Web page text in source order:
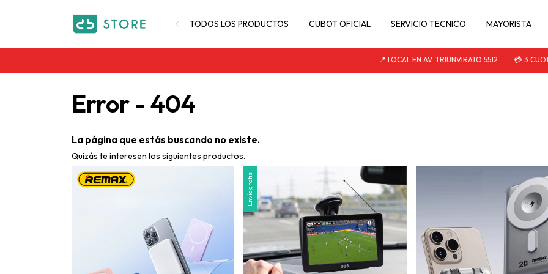
TODOS LOS PRODUCTOS CUBOT OFICIAL SERVICIO TECNICO MAYORISTA
📍 LOCAL EN AV. TRIUNVIRATO 5512 💳 3
Error - 404
La página que estás buscando no existe.
Quizás te interesen los siguientes productos.
Envío gratis